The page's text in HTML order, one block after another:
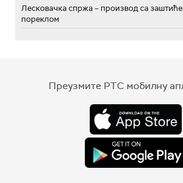
Лесковачка спржа – производ са
пореклом
Преузмите РТС мобилну